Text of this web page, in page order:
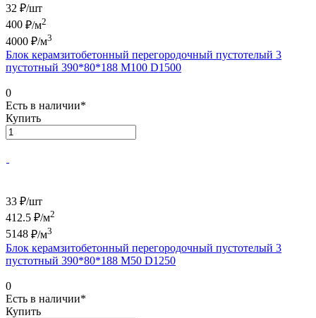
32 ₽/шт
400 ₽/м2
4000 ₽/м3
Блок керамзитобетонный перегородочный пустотелый 3
пустотный 390*80*188 М100 D1500
0
Есть в наличии*
Купить
33 ₽/шт
412.5 ₽/м2
5148 ₽/м3
Блок керамзитобетонный перегородочный пустотелый 3
пустотный 390*80*188 М50 D1250
0
Есть в наличии*
Купить